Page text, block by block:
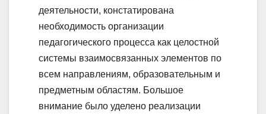
деятельности, констатирована
необходимость организации
педагогического процесса как целостной
системы взаимосвязанных элементов по
всем направлениям, образовательным и
предметным областям. Большое
внимание было уделено реализации